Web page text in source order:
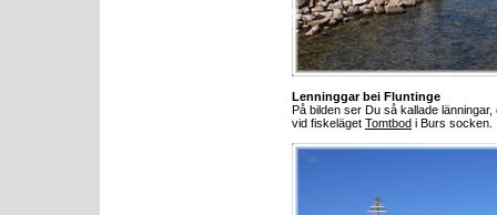
Lenninggar bei Fluntinge
På bilden ser Du så kallade
vid fiskeläget Tomtbod i Burs socken.